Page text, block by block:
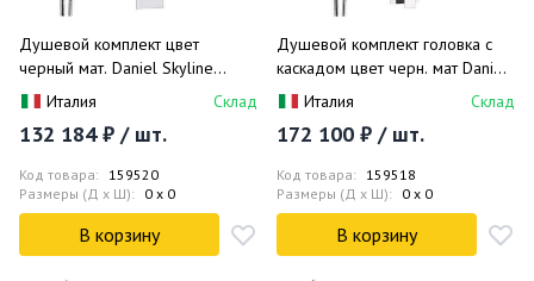
Душевой комплект цвет
черный мат. Daniel Skyline
SK615ZSS-15
Италия Склад
132 184 ₽ / шт.
Код товара: 159520
Размеры (Д x Ш): 0 x 0
В корзину
Душевой комплект головка с
каскадом цвет черн. мат Daniel
Skyline SK615ZSSCA-15
Италия Склад
172 100 ₽ / шт.
Код товара: 159518
Размеры (Д x Ш): 0 x 0
В корзину